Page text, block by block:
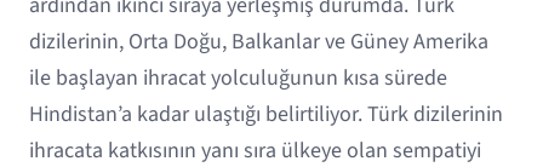
dizilerinin, Orta Doğu, Balkanlar ve Güney Amerika
ile başlayan ihracat yolculuğunun kısa sürede
Hindistan’a kadar ulaştığı belirtiliyor. Türk dizilerinin
ihracata katkısının yanı sıra ülkeye olan sempatiyi